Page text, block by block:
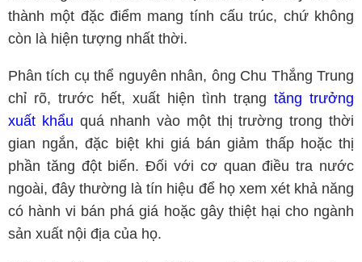
thành một đặc điểm mang tính cấu trúc, chứ không
còn là hiện tượng nhất thời.
Phân tích cụ thể nguyên nhân, ông Chu Thắng Trung
chỉ rõ, trước hết, xuất hiện tình trạng tăng trưởng
xuất khẩu quá nhanh vào một thị trường trong thời
gian ngắn, đặc biệt khi giá bán giảm thấp hoặc thị
phần tăng đột biến. Đối với cơ quan điều tra nước
ngoài, đây thường là tín hiệu để họ xem xét khả năng
có hành vi bán phá giá hoặc gây thiệt hại cho ngành
sản xuất nội địa của họ.